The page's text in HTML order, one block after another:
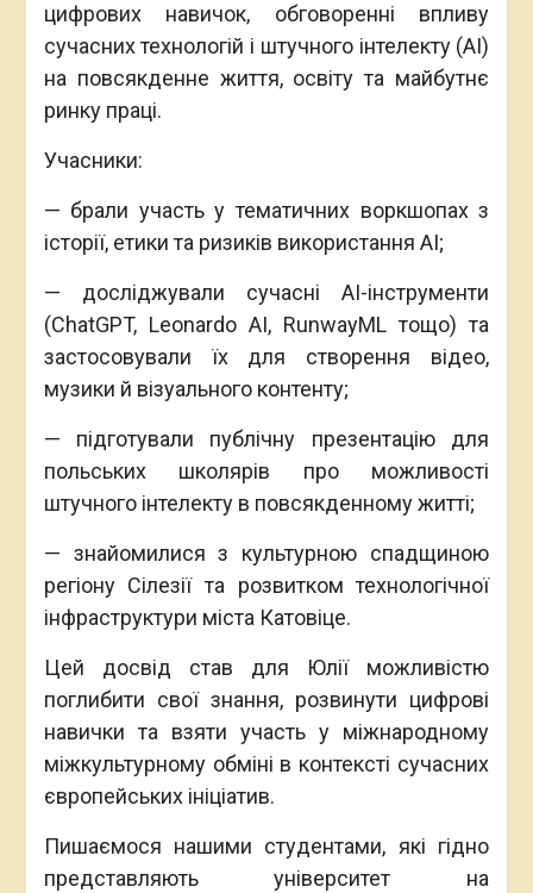
цифрових навичок, обговоренні впливу
сучасних технологій і штучного інтелекту (AI)
на повсякденне життя, освіту та майбутнє
ринку праці.
Учасники:
— брали участь у тематичних воркшопах з
історії, етики та ризиків використання AI;
— досліджували сучасні AI-інструменти
(ChatGPT, Leonardo AI, RunwayML тощо) та
застосовували їх для створення відео,
музики й візуального контенту;
— підготували публічну презентацію для
польських школярів про можливості
штучного інтелекту в повсякденному житті;
— знайомилися з культурною спадщиною
регіону Сілезії та розвитком технологічної
інфраструктури міста Катовіце.
Цей досвід став для Юлії можливістю
поглибити свої знання, розвинути цифрові
навички та взяти участь у міжнародному
міжкультурному обміні в контексті сучасних
європейських ініціатив.
Пишаємося нашими студентами, які гідно
представляють університет на